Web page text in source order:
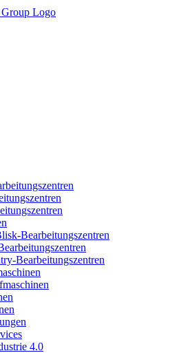
Bearbeitungszentren
Bearbeitungszentren
4.0